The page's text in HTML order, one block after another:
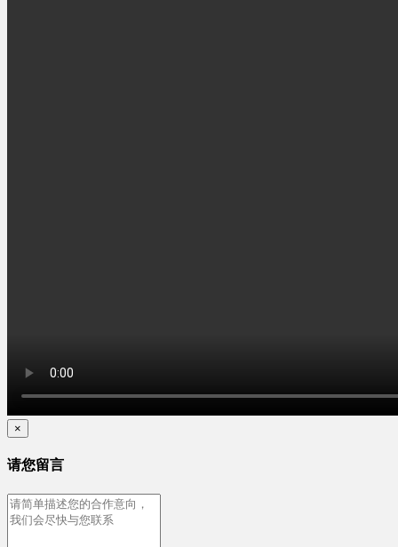
×
请您留言